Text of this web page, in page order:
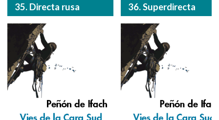
35. Directa rusa 36. Superdirecta